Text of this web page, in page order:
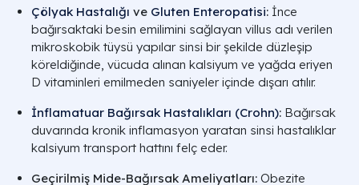
Çölyak Hastalığı ve Gluten Enteropatisi: İnce
bağırsaktaki besin emilimini sağlayan villus adı verilen
mikroskobik tüysü yapılar sinsi bir şekilde düzleşip
köreldiğinde, vücuda alınan kalsiyum ve yağda eriyen
D vitaminleri emilmeden saniyeler içinde dışarı atılır.
İnflamatuar Bağırsak Hastalıkları (Crohn): Bağırsak
duvarında kronik inflamasyon yaratan sinsi hastalıklar
kalsiyum transport hattını felç eder.
Geçirilmiş Mide-Bağırsak Ameliyatları: Obezite